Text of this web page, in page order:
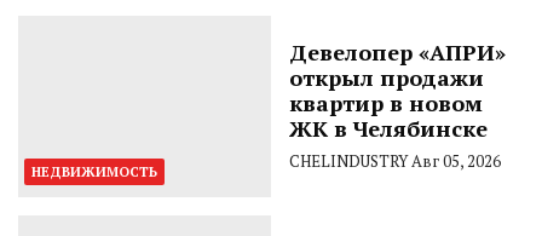
НЕДВИЖИМОСТЬ
Девелопер «АПРИ»
открыл продажи
квартир в новом
ЖК в Челябинске
CHELINDUSTRYАвг 05, 2026